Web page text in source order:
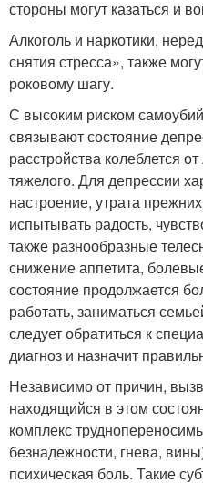
стороны могут казаться и
Алкоголь и наркотики,
снятия стресса», также
роковому шагу.
С высоким риском
связывают состояние
расстройства колеблется
тяжелого. Для депрессии
настроение, утрата
испытывать радость,
также разнообразные
снижение аппетита,
состояние продолжается
работать, заниматься
следует обратиться к
диагноз и назначит
Независимо от причин,
находящийся в этом
комплекс
безнадежности, гнева,
психическая боль. Такие